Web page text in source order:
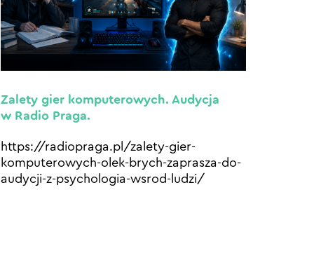
Zalety gier komputerowych. Audycja
w Radio Praga.
https://radiopraga.pl/zalety-gier-
komputerowych-olek-brych-zaprasza-do-
audycji-z-psychologia-wsrod-ludzi/